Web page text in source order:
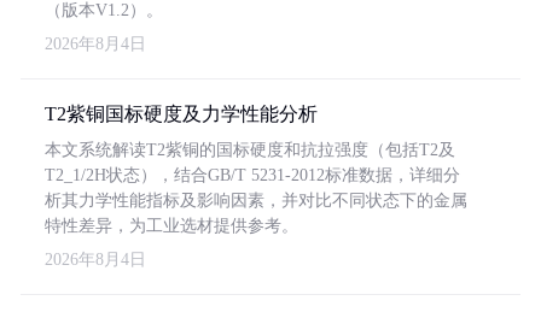
（版本V1.2）。
2026年8月4日
T2紫铜国标硬度及力学性能分析
本文系统解读T2紫铜的国标硬度和抗拉强度（包括T2及
T2_1/2H状态），结合GB/T 5231-2012标准数据，详细分
析其力学性能指标及影响因素，并对比不同状态下的金属
特性差异，为工业选材提供参考。
2026年8月4日